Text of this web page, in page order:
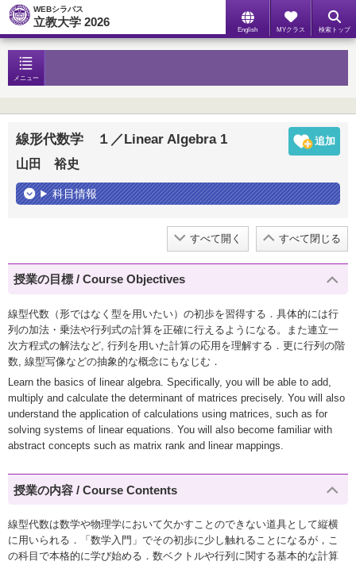
WEBシラバス
立教大学 2026
English MYクラス 検索トップ
メニュー
線形代数学 １／Linear Algebra 1
山田 裕史
科目情報
すべて開く すべて閉じる
授業の目標 / Course Objectives
線型代数（形ではなく型を用いたい）の初歩を習得する．具体的には行
列の加法・乗法や行列式の計算を正確に行えるようになる。また連立一
次方程式の解法など, 行列を用いた計算の応用を理解する．更に行列の階
数, 線型写像などの抽象的な概念にもなじむ．
Learn the basics of linear algebra. Specifically, you will be able to add,
multiply and calculate the determinant of matrices precisely. You will also
understand the application of calculations using matrices, such as for
solving systems of linear equations. You will also become familiar with
abstract concepts such as matrix rank and linear mappings.
授業の内容 / Course Contents
線型代数は数学や物理学において欠かすことのできない道具として縦横
に用いられる．「数学入門」でその初歩に少し触れることになるが，こ
の科目で本格的に学び始める．数ベクトルや行列に関する基本的な計算